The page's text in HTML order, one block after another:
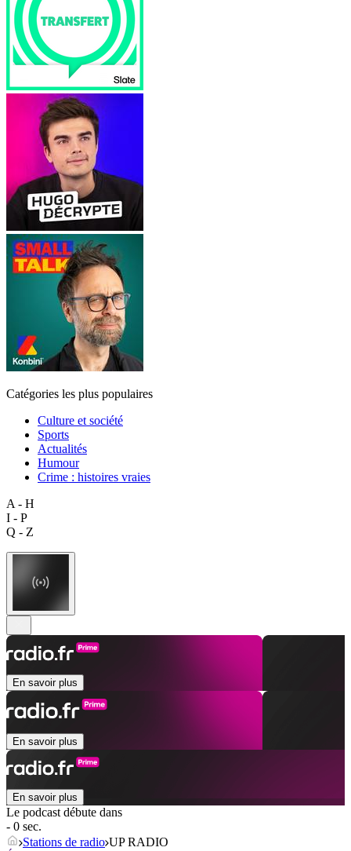
Catégories les plus populaires
Culture et société
Sports
Actualités
Humour
Crime : histoires vraies
A - H
I - P
Q - Z
En savoir plus
En savoir plus
En savoir plus
Le podcast débute dans
- 0 sec.
Stations de radio UP RADIO